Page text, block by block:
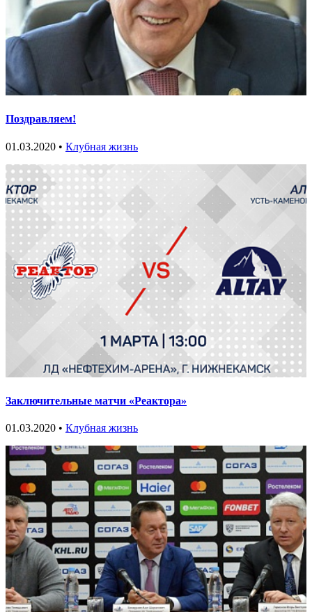
Поздравляем!
01.03.2020 • Клубная жизнь
Заключительные матчи «Реактора»
01.03.2020 • Клубная жизнь